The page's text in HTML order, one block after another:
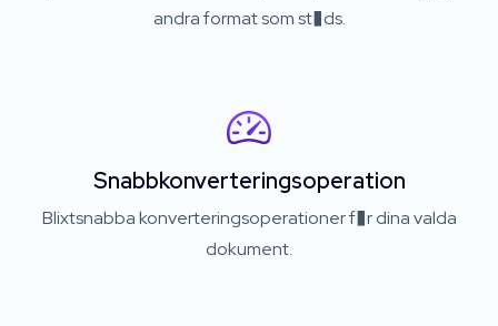
andra format som st�ds.
Snabbkonverteringsoperation
Blixtsnabba konverteringsoperationer f�r dina valda
dokument.